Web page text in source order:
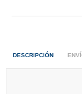
DESCRIPCIÓN